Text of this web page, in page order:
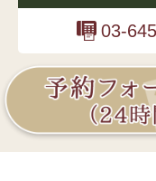
03-